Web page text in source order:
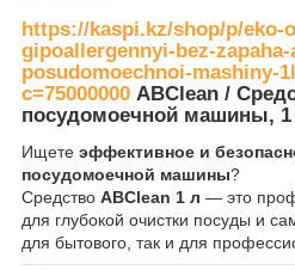
https://kaspi.kz/shop/p/eko-
gipoallergennyi-bez-
posudomoechnoi-mashiny-
c=75000000 ABClean /
посудомоечной машины, 1
Ищете эффективное и
посудомоечной машины?
Средство ABClean 1 л — это
для глубокой очистки посуды и
для бытового, так и для